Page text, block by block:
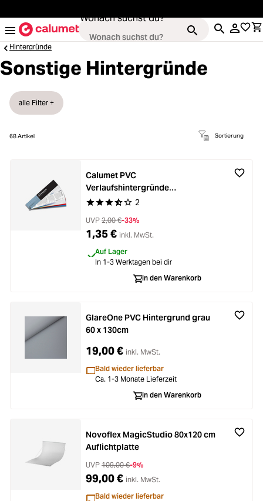
Wonach suchst du?
Kameras
Loading...
Loading...
Stative & Gimbals
Loading...
Taschen
Loading...
Bildbearbeitung
Loading...
Ferngläser
Loading...
Hintergründe
Sonstige Hintergründe
68Artikel Sortierung
alle Filter +
Durchschnittliche Bewertung von 3.5 von 5
2
Calumet PVC
Verlaufshintergründe
Swatchbook
UVP 2,00 €-33%
1,35 € inkl. MwSt.
Auf Lager
In 1-3 Werktagen bei dir
In den Warenkorb
GlareOne PVC Hintergrund grau
60 x 130cm
19,00 € inkl. MwSt.
Bald wieder lieferbar
Ca. 1-3 Monate Lieferzeit
In den Warenkorb
Novoflex MagicStudio 80x120 cm
Auflichtplatte
UVP 109,00 €-9%
99,00 € inkl. MwSt.
Bald wieder lieferbar